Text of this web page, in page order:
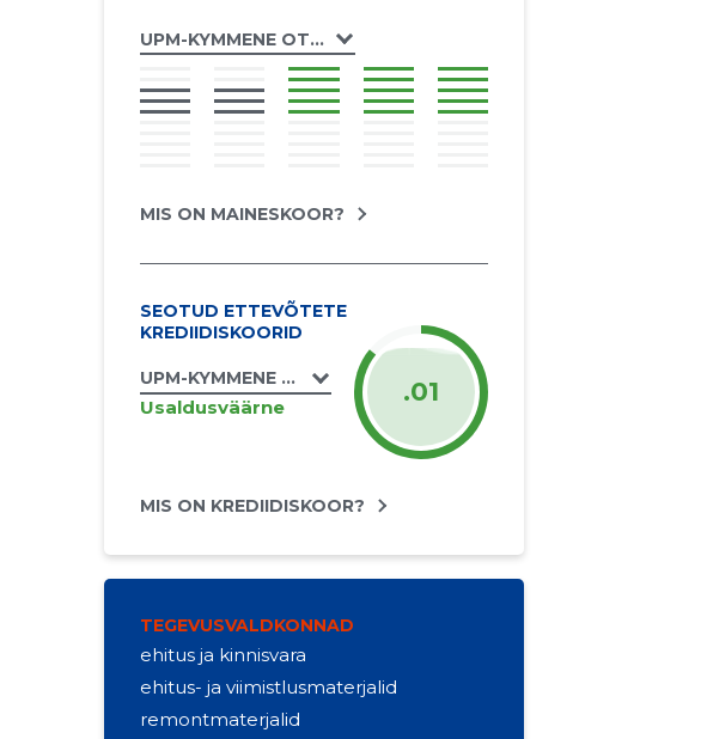
UPM-KYMMENE OTEPÄÄ OÜ
MIS ON MAINESKOOR?
SEOTUD ETTEVÕTETE
KREDIIDISKOORID
UPM-KYMMENE OTEPÄÄ OÜ
Usaldusväärne .01
MIS ON KREDIIDISKOOR?
TEGEVUSVALDKONNAD
ehitus ja kinnisvara
ehitus- ja viimistlusmaterjalid
remontmaterjalid